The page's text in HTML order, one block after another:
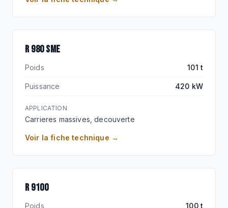
R 980 SME
Poids 101 t
Puissance 420 kW
APPLICATION
Carrieres massives, decouverte
Voir la fiche technique →
R 9100
Poids 100 t